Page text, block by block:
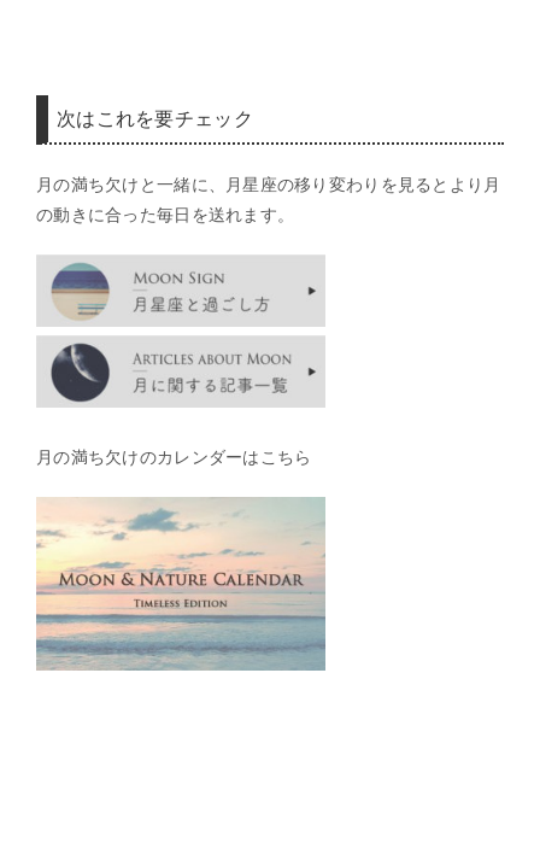
次はこれを要チェック
月の満ち欠けと一緒に、月星座の移り変わりを見るとより月
の動きに合った毎日を送れます。
月の満ち欠けのカレンダーはこちら